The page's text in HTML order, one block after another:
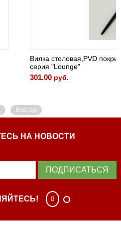
Вперед
НА НОВОСТИ
ПОДПИСАТЬСЯ